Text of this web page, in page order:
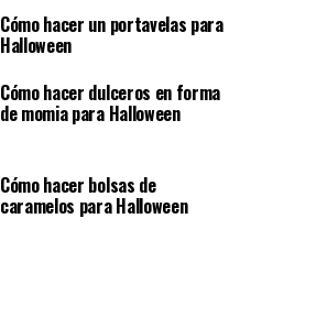
Cómo hacer un portavelas para
Halloween
Cómo hacer dulceros en forma
de momia para Halloween
Cómo hacer bolsas de
caramelos para Halloween